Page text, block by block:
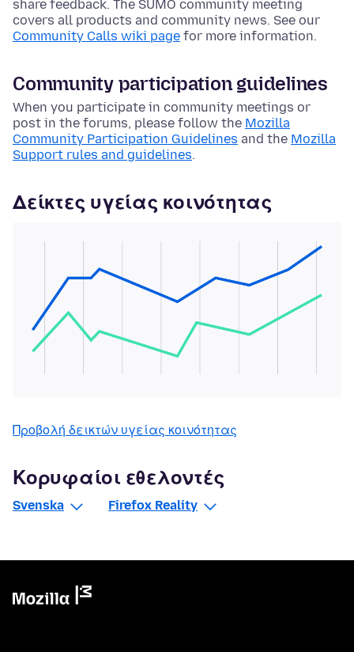
share feedback. The SUMO community meeting
covers all products and community news. See our
Community Calls wiki page for more information.
Community participation guidelines
When you participate in community meetings or
post in the forums, please follow the Mozilla
Community Participation Guidelines and the Mozilla
Support rules and guidelines.
Δείκτες υγείας κοινότητας
Προβολή δεικτών υγείας κοινότητας
Κορυφαίοι εθελοντές
Svenska Firefox Reality